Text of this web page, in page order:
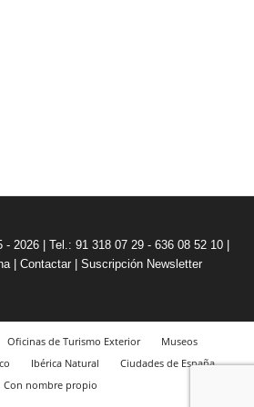
2026 | Tel.: 91 318 07 29 - 636 08 52 10 |
| Contactar Suscripción Newsletter
Oficinas de Turismo Exterior
Museos
Ibérica Natural
Ciudades de España
Con nombre propio